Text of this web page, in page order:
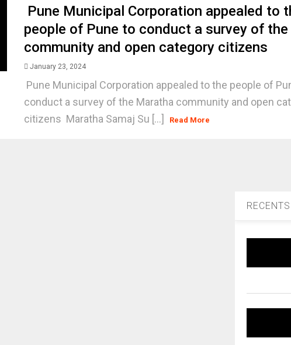
Pune Municipal Corporation appealed to
people of Pune to conduct a survey of
community and open category citizens
January 23, 2024
Pune Municipal Corporation appealed to the people of
conduct a survey of the Maratha community and open
citizens Maratha Samaj Su [...]
Read More
RECENTS